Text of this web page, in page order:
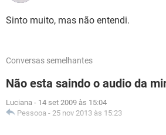
Sinto muito, mas não entendi.
Conversas semelhantes
Não esta saindo o audio da
Luciana - 14 set 2009 às 15:04
Pessooa - 25 nov 2013 às 15:23